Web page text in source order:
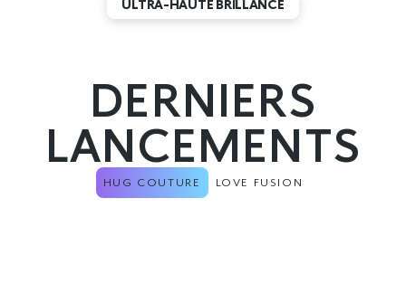
ULTRA-HAUTE BRILLANCE
DERNIERS
LANCEMENTS
HUG COUTURE LOVE FUSION